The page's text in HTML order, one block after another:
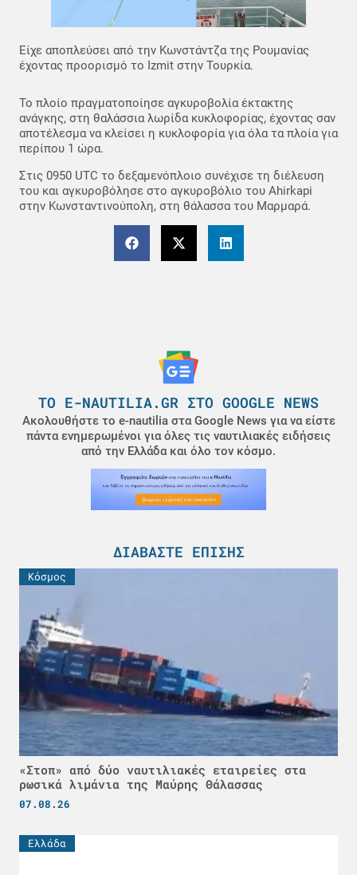
Είχε αποπλεύσει από την Κωνστάντζα της Ρουμανίας
έχοντας προορισμό το Izmit στην Τουρκία.
Το πλοίο πραγματοποίησε αγκυροβολία έκτακτης
ανάγκης, στη θαλάσσια λωρίδα κυκλοφορίας, έχοντας σαν
αποτέλεσμα να κλείσει η κυκλοφορία για όλα τα πλοία για
περίπου 1 ώρα.
Στις 0950 UTC το δεξαμενόπλοιο συνέχισε τη διέλευση
του και αγκυροβόλησε στο αγκυροβόλιο του Ahirkapi
στην Κωνσταντινούπολη, στη θάλασσα του Μαρμαρά.
ΤΟ E-NAUTILIA.GR ΣΤΟ GOOGLE NEWS
Ακολουθήστε το e-nautilia στα Google News για να είστε
πάντα ενημερωμένοι για όλες τις ναυτιλιακές ειδήσεις
από την Ελλάδα και όλο τον κόσμο.
ΔΙΑΒΆΣΤΕ ΕΠΊΣΗΣ
Κόσμος
«Στοπ» από δύο ναυτιλιακές εταιρείες στα
ρωσικά λιμάνια της Μαύρης Θάλασσας
07.08.26
Ελλάδα